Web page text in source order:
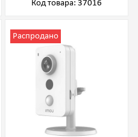
Код товара: 37016
Распродано